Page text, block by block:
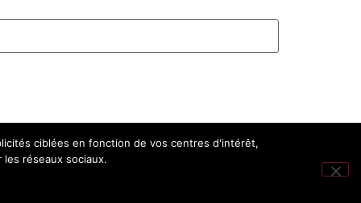
ciblées en fonction de vos centres d'intérêt,
réseaux sociaux.